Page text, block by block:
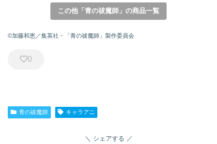
この他「青の祓魔師」の商品一覧
©加藤和恵／集英社・「青の祓魔師」製作委員会
0
青の祓魔師 キャラアニ
シェアする